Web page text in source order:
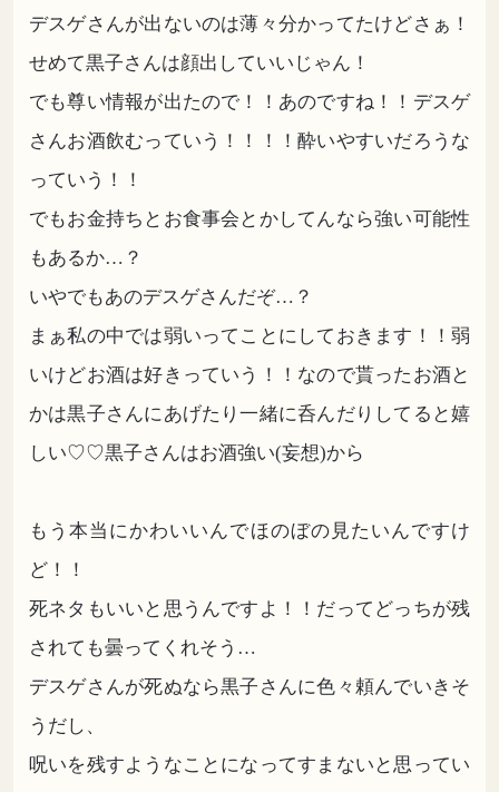
デスゲさんが出ないのは薄々分かってたけどさぁ！
せめて黒子さんは顔出していいじゃん！
でも尊い情報が出たので！！あのですね！！デスゲ
さんお酒飲むっていう！！！！酔いやすいだろうな
っていう！！
でもお金持ちとお食事会とかしてんなら強い可能性
もあるか…？
いやでもあのデスゲさんだぞ…？
まぁ私の中では弱いってことにしておきます！！弱
いけどお酒は好きっていう！！なので貰ったお酒と
かは黒子さんにあげたり一緒に呑んだりしてると嬉
しい♡♡黒子さんはお酒強い(妄想)から
もう本当にかわいいんでほのぼの見たいんですけ
ど！！
死ネタもいいと思うんですよ！！だってどっちが残
されても曇ってくれそう…
デスゲさんが死ぬなら黒子さんに色々頼んでいきそ
うだし、
呪いを残すようなことになってすまないと思ってい